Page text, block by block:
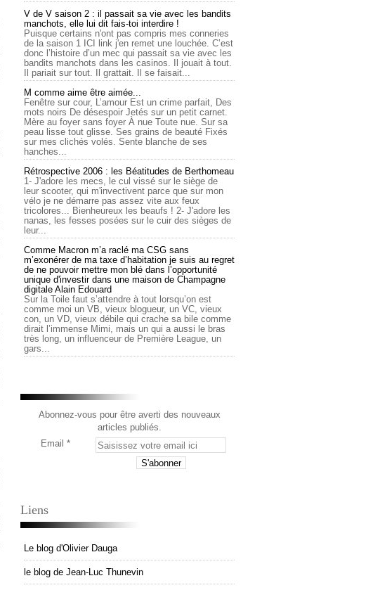
V de V saison 2 : il passait sa vie avec les bandits
manchots, elle lui dit fais-toi interdire !
Puisque certains n'ont pas compris mes conneries
de la saison 1 ICI link j'en remet une louchée. C’est
donc l’histoire d’un mec qui passait sa vie avec les
bandits manchots dans les casinos. Il jouait à tout.
Il pariait sur tout. Il grattait. Il se faisait...
M comme aime être aimée...
Fenêtre sur cour, L’amour Est un crime parfait, Des
mots noirs De désespoir Jetés sur un petit carnet.
Mère au foyer sans foyer À nue Toute nue. Sur sa
peau lisse tout glisse. Ses grains de beauté Fixés
sur mes clichés volés. Sente blanche de ses
hanches...
Rétrospective 2006 : les Béatitudes de Berthomeau
1- J'adore les mecs, le cul vissé sur le siège de
leur scooter, qui m'invectivent parce que sur mon
vélo je ne démarre pas assez vite aux feux
tricolores... Bienheureux les beaufs ! 2- J'adore les
nanas, les fesses posées sur le cuir des sièges de
leur...
Comme Macron m’a raclé ma CSG sans
m’exonérer de ma taxe d’habitation je suis au regret
de ne pouvoir mettre mon blé dans l’opportunité
unique d'investir dans une maison de Champagne
digitale Alain Edouard
Sur la Toile faut s’attendre à tout lorsqu’on est
comme moi un VB, vieux blogueur, un VC, vieux
con, un VD, vieux débile qui crache sa bile comme
dirait l’immense Mimi, mais un qui a aussi le bras
très long, un influenceur de Première League, un
gars...
Abonnez-vous pour être averti des nouveaux
articles publiés.
Email
Liens
Le blog d'Olivier Dauga
le blog de Jean-Luc Thunevin